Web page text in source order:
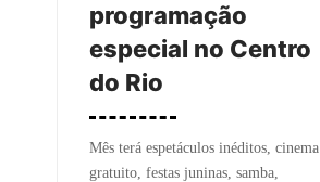
programação
especial no Centro
do Rio
Mês terá espetáculos inéditos, cinema
gratuito, festas juninas, samba,